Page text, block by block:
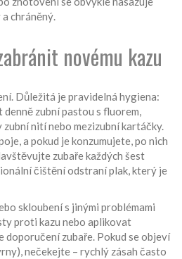
chráněný.
novému kazu
Důležitá je pravidelná hygiena:
zubní pastou s fluorem,
nití nebo mezizubní kartáčky.
a pokud je konzumujete, po nich
zubaře každých šest
čištění odstraní plak, který je
skloubení s jinými problémami
proti kazu nebo aplikovat
zubaře. Pokud se objeví
nečekejte – rychlý zásah často